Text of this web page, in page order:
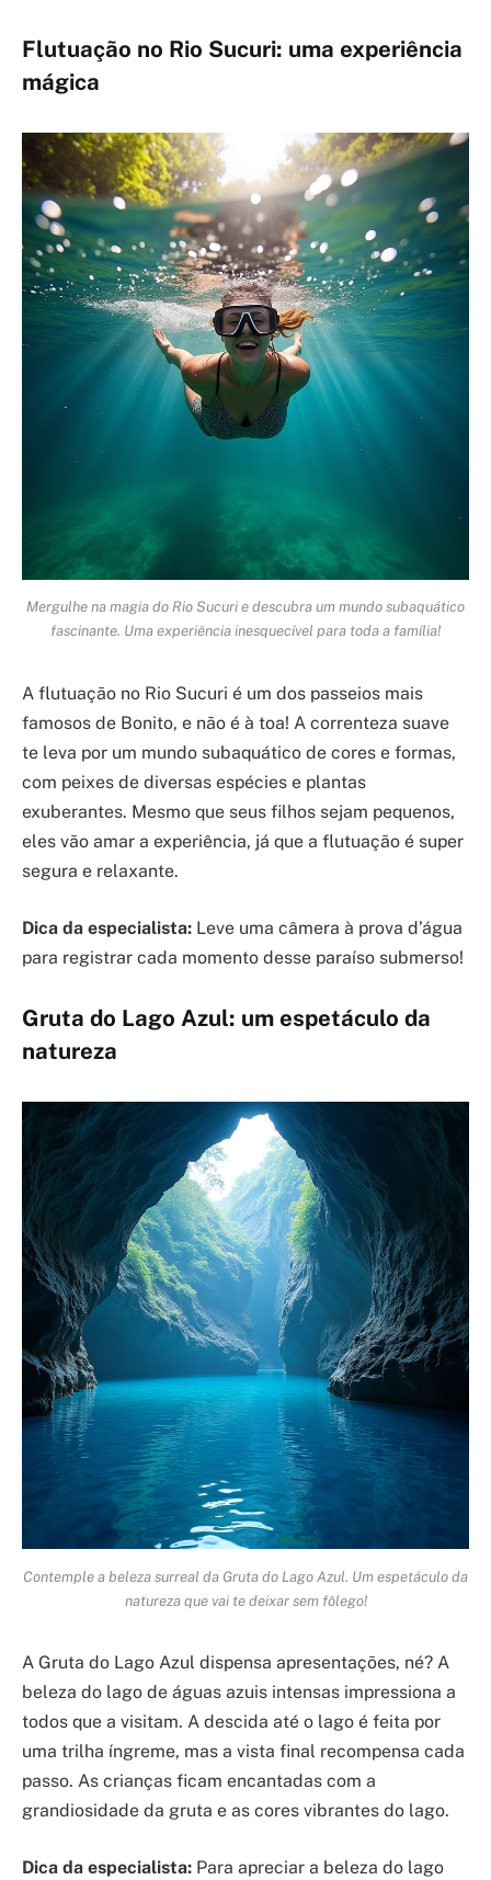
Flutuação no Rio Sucuri: uma experiência
mágica
Mergulhe na magia do Rio Sucuri e descubra um mundo subaquático
fascinante. Uma experiência inesquecível para toda a família!
A flutuação no Rio Sucuri é um dos passeios mais
famosos de Bonito, e não é à toa! A correnteza suave
te leva por um mundo subaquático de cores e formas,
com peixes de diversas espécies e plantas
exuberantes. Mesmo que seus filhos sejam pequenos,
eles vão amar a experiência, já que a flutuação é super
segura e relaxante.
Dica da especialista: Leve uma câmera à prova d’água
para registrar cada momento desse paraíso submerso!
Gruta do Lago Azul: um espetáculo da
natureza
Contemple a beleza surreal da Gruta do Lago Azul. Um espetáculo da
natureza que vai te deixar sem fôlego!
A Gruta do Lago Azul dispensa apresentações, né? A
beleza do lago de águas azuis intensas impressiona a
todos que a visitam. A descida até o lago é feita por
uma trilha íngreme, mas a vista final recompensa cada
passo. As crianças ficam encantadas com a
grandiosidade da gruta e as cores vibrantes do lago.
Dica da especialista: Para apreciar a beleza do lago